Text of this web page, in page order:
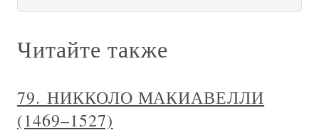
Читайте также
79. НИККОЛО МАКИАВЕЛЛИ
(1469–1527)